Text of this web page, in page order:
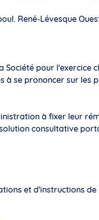
René-Lévesque
pour l'exercice
se prononcer sur les
à fixer leur
consultative
et d'instructions